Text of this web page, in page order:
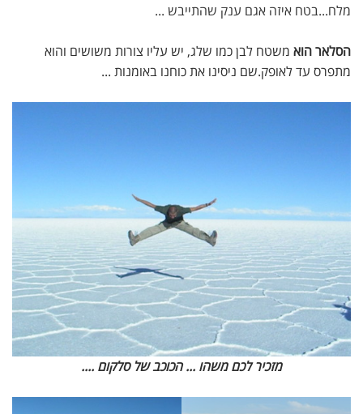
מלח...בטח איזה אגם ענק שהתייבש ...
הסלאר הוא משטח לבן כמו שלג, יש עליו צורות משושים והוא
מתפרס עד לאופק.שם ניסינו את כוחנו באומנות ...
מזכיר לכם משהו ... הכוכב של סלקום ....